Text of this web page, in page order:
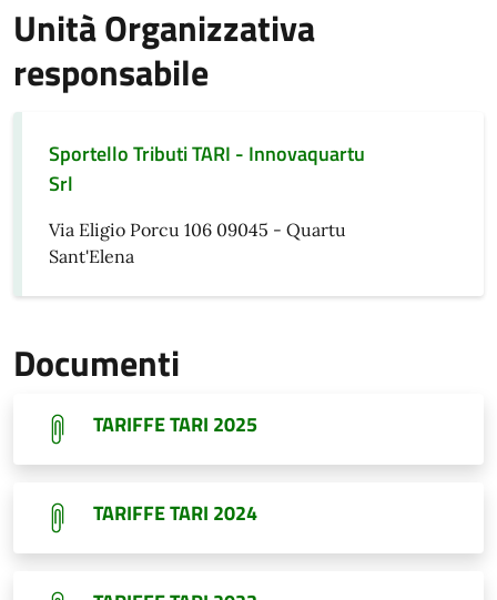
Unità Organizzativa
responsabile
Sportello Tributi TARI - Innovaquartu
Srl
Via Eligio Porcu 106 09045 - Quartu
Sant'Elena
Documenti
TARIFFE TARI 2025
TARIFFE TARI 2024